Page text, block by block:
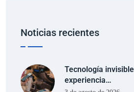
Noticias recientes
Tecnología
experiencia…